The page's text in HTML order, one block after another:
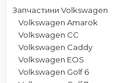
Запчастини Volkswagen
Volkswagen Amarok
Volkswagen CC
Volkswagen Caddy
Volkswagen EOS
Volkswagen Golf 6